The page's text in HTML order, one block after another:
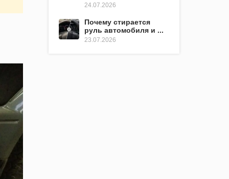
24.07.2026
Почему стирается
руль автомобиля и ...
23.07.2026